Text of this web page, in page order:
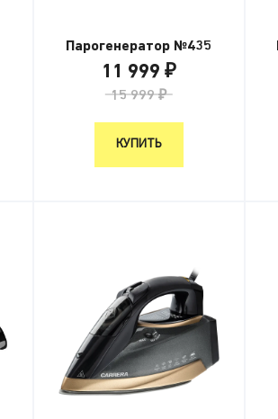
Парогенератор №435
11 999 ₽
15 999 ₽
КУПИТЬ